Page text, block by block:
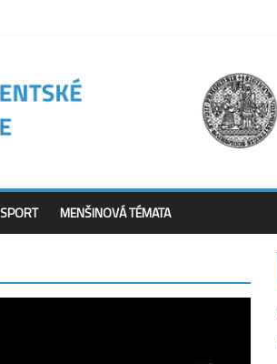
SPORT MENŠINOVÁ TÉMATA